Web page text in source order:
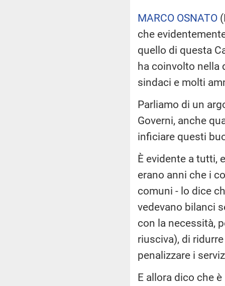
MARCO OSNATO (
che
quello di questa
ha coinvolto nella
sindaci e molti
Parliamo di un
Governi, anche
inficiare questi
È evidente a tutti,
erano anni che i
comuni - lo dice
vedevano bilanci
con la necessità,
riusciva), di
penalizzare i
E allora dico che